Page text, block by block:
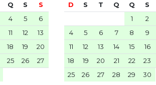
Q S
S
4 5
6
11 12
13
18 19
20
25 26
27
D
S T Q Q S
1
2
4
5 6 7 8 9
11
12 13 14 15 16
18
19 20 21 22 23
25
26 27 28 29 30